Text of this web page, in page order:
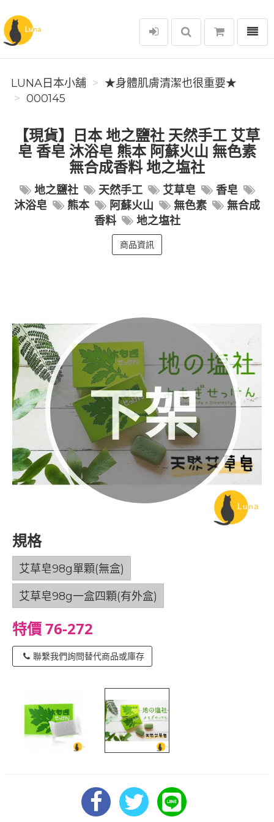
Luna日本小舖
選單
LUNA日本小舖
★身體肌膚清潔也很重要★
000145
【現貨】日本 地之鹽社 天然手工 艾草
皂 香皂 沐浴皂 熊本 阿蘇火山 無色素
無合成香料 地之塩社
地之鹽社 天然手工 艾草皂
香皂
沐浴皂
熊本 阿蘇火山 無色素
無合成
香料
地之塩社
商品資訊
下架
規格
艾草皂98g單顆(無盒)
艾草皂98g一盒四顆(有外盒)
特價 76-272
聯繫我們詢問替代商品或庫存